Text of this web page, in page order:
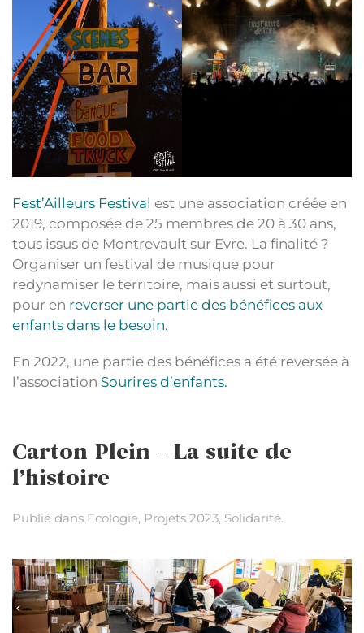
Fest’Ailleurs Festival est une association créée en
2019, composée de 25 membres de 20 à 30 ans,
tous issus de Montrevault sur Evre. La finalité ?
Organiser un festival de musique pour
redynamiser le territoire, mais aussi et surtout,
pour en reverser une partie des bénéfices aux
enfants dans le besoin.
En 2022, une partie des bénéfices a été reversée à
l’association Sourires d’enfants.
Carton Plein – La suite de
l’histoire
Publié dans Ecologie, Projets 2023, Solidarité.